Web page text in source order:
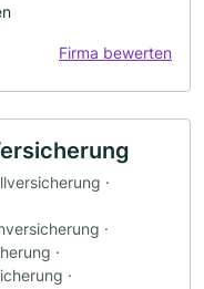
Firma bewerten
·
·
·
·